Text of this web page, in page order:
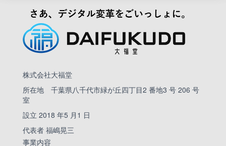
株式会社大福堂
所在地 千葉県八千代市緑が丘四丁目2 番地3 号 206 号
室
設立 2018 年5 月1 日
代表者 福嶋晃三
事業内容